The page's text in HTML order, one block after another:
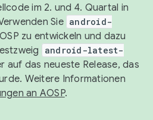
im 2. und 4. Quartal in
Sie android-
zu entwickeln und dazu
android-latest-
auf das neueste Release, das
Weitere Informationen
an AOSP.